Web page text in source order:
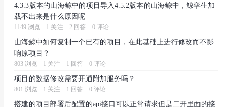
4.3.3版本的山海鲸中的项目导入4.5.2版本的山海鲸中，鲸孪生加
载不出来是什么原因呢
1149 浏览 1 关注 2 回答 0 评论
山海鲸中如何复制一个已有的项目，在此基础上进行修改而不影
响原项目？
803 浏览 1 关注 1 回答 0 评论
项目的数据修改需要开通附加服务吗？
801 浏览 1 关注 1 回答 0 评论
搭建的项目部署后配置的api接口可以正常请求但是二开里面的接